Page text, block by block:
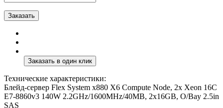
Заказать
Технические характеристики:
Блейд-сервер Flex System x880 X6 Compute Node, 2x Xeon 16C
E7-8860v3 140W 2.2GHz/1600MHz/40MB, 2x16GB, O/Bay 2.5in
SAS